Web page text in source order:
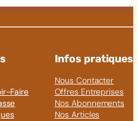
Faire
Infos pratiques
Nous Contacter
Offres Entreprises
Nos Abonnements
Nos Articles